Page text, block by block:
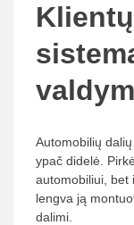
Automobilių
ypač didelė.
automobiliui, bet
lengva ją
dalimi.